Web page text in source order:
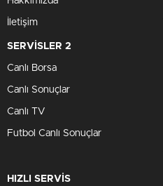
İletişim
SERVİSLER 2
Canlı Borsa
Canlı Sonuçlar
Canlı TV
Futbol Canlı Sonuçlar
HIZLI SERVİS